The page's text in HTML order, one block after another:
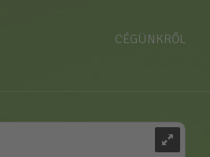
CÉGÜNKRŐL